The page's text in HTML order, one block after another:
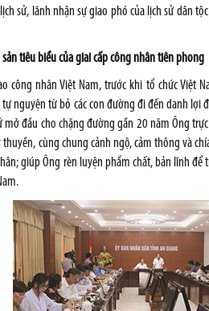
sử, lãnh nhận sự giao phó của lịch sử dân
tiêu biểu của giai cấp công nhân tiên phong
công nhân Việt Nam, trước khi tổ chức Việt
nguyện từ bỏ các con đường đi đến danh lợi
đầu cho chặng đường gần 20 năm Ông
cùng chung cảnh ngộ, cảm thông và
giúp Ông rèn luyện phẩm chất, bản lĩnh